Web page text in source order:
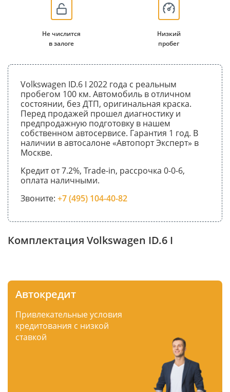
Не числится
в залоге
Низкий
пробег
Volkswagen ID.6 I 2022 года с реальным
пробегом 100 км. Автомобиль в отличном
состоянии, без ДТП, оригинальная краска.
Перед продажей прошел диагностику и
предпродажную подготовку в нашем
собственном автосервисе. Гарантия 1 год. В
наличии в автосалоне «Автопорт Эксперт» в
Москве.
Кредит от 7.2%, Trade-in, рассрочка 0-0-6,
оплата наличными.
Звоните: +7 (495) 104-40-82
Комплектация Volkswagen ID.6 I
Автокредит
Привлекательные условия
кредитования с низкой
ставкой